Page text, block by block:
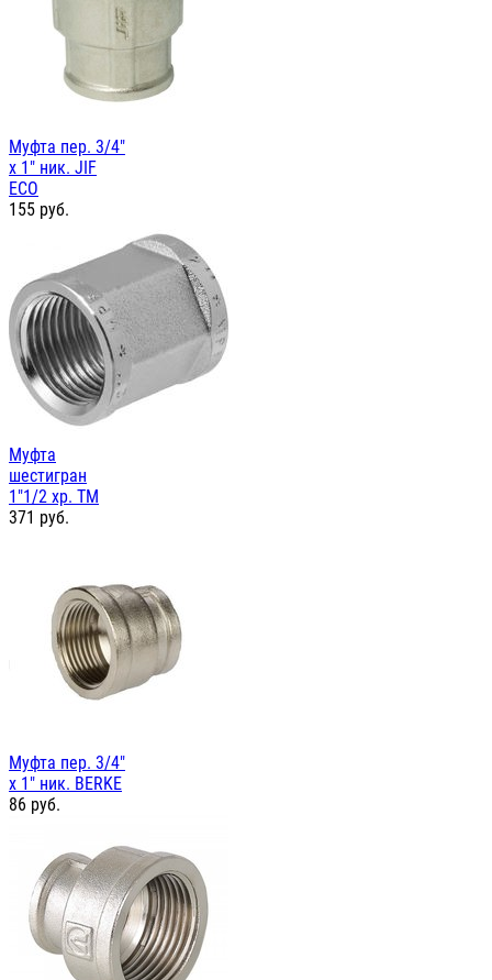
Муфта пер. 3/4"
х 1" ник. JIF
ЕСО
155 руб.
Муфта
шестигран
1"1/2 хр. TM
371 руб.
Муфта пер. 3/4"
х 1" ник. BERKE
86 руб.